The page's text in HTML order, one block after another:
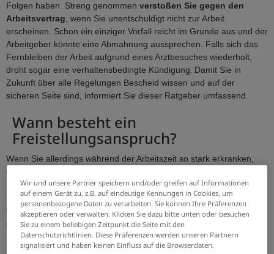
Folgen haben. Streng genommen verstoßen Sie gegen den
Arbeitsvertrag , wenn Sie unentschuldigt nicht zur Arbeit
erscheinen. Schon ein einziger Vorfall reicht im Grunde aus und der
Arbeitgeber könnte eine Abmahnung aussprechen. Falls sich das
Fernbleiben der Arbeit aufgrund eines Arztbesuches wiederholt,
droht sogar eine verhaltensbedingte Kündigung. Damit Sie in
Zukunft über alle Regelungen Bescheid wissen und auf der
sicheren Seite sind, informiert Sie dieser Ratgeber umfassend.
Wann besteht ein
Freistellungsanspruch?
Wenn Sie allerdings während der Arbeitszeit so stark erkranken,
dass Sie
Dienst. Wichtig ist allerdings, dass Sie Ihren Vorgesetzten darüber
informieren . In diesem Fall ist es also vollkommen gerechtfertigt,
einen Arzt aufzusuchen. Da Arztbesuche während der Arbeitszeit
eine Privatsache des Arbeitnehmers sind, werden Sie vom Gesetz
nur in Ausnahmefällen gestattet. Wenn alsokeine akute
Erkrankungvorliegt, müssen Sie in zumutbarer Weise versuchen,
Wir und unsere Partner speichern und/oder greifen auf Informationen
auf einem Gerät zu, z.B. auf eindeutige Kennungen in Cookies, um
personenbezogene Daten zu verarbeiten. Sie können Ihre Präferenzen
akzeptieren oder verwalten. Klicken Sie dazu bitte unten oder besuchen
Sie zu einem beliebigen Zeitpunkt die Seite mit den
Datenschutzrichtlinien. Diese Präferenzen werden unseren Partnern
signalisiert und haben keinen Einfluss auf die Browserdaten.